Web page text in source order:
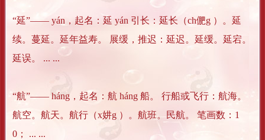
“延”―― yán，起名：延 yán 引长：延长（ch俷g ）。延
续。蔓延。延年益寿。 展缓，推迟：延迟。延缓。延宕。
延误。 ... ...
“航”―― háng，起名：航 háng 船。 行船或飞行：航海。
航空。航天。航行（x妌g ）。航班。民航。 笔画数：1
0； ... ...